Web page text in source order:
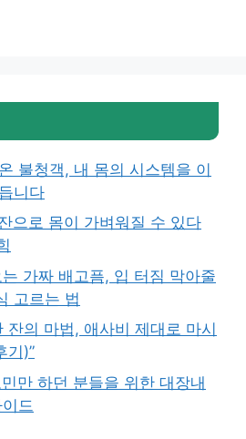
불청객, 내 몸의 시스템을 이
니다
으로 몸이 가벼워질 수 있다
가짜 배고픔, 입 터짐 막아줄
고르는 법
잔의 마법, 애사비 제대로 마시
기)”
만 하던 분들을 위한 대장내
드